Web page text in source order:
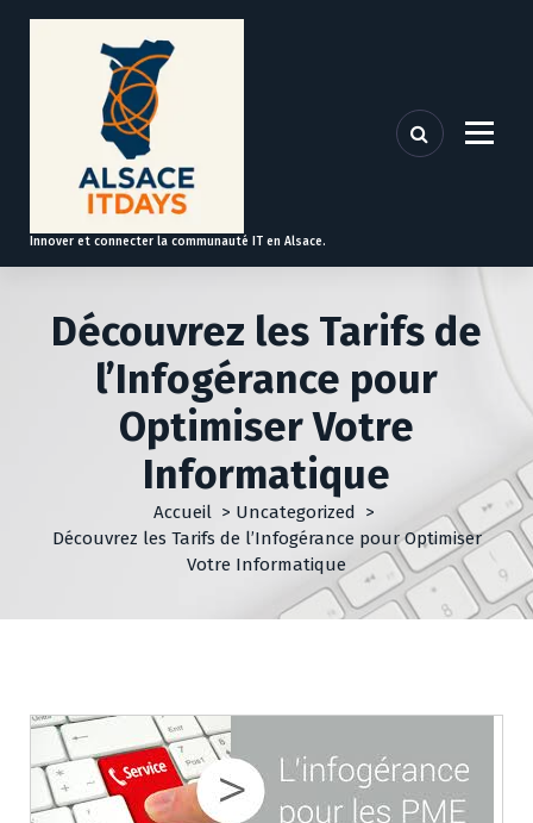
t
Innover et connecter la communauté IT en Alsace.
Découvrez les Tarifs de
l’Infogérance pour
Optimiser Votre
Informatique
Accueil > Uncategorized >
Découvrez les Tarifs de l’Infogérance pour Optimiser
Votre Informatique